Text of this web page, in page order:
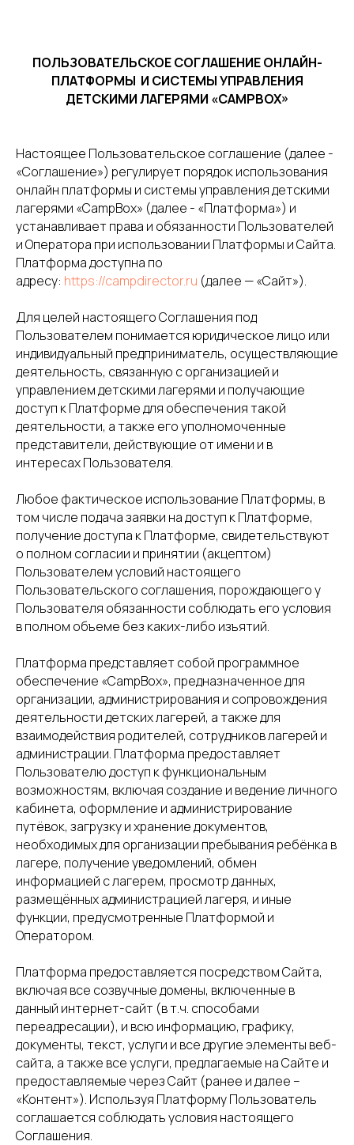
ПОЛЬЗОВАТЕЛЬСКОЕ СОГЛАШЕНИЕ ОНЛАЙН-
ПЛАТФОРМЫ И СИСТЕМЫ УПРАВЛЕНИЯ
ДЕТСКИМИ ЛАГЕРЯМИ «CAMPBOX»
Настоящее Пользовательское соглашение (далее -
«Соглашение») регулирует порядок использования
онлайн платформы и системы управления детскими
лагерями «CampBox» (далее - «Платформа») и
устанавливает права и обязанности Пользователей
и Оператора при использовании Платформы и Сайта.
Платформа доступна по
адресу: https://campdirector.ru (далее — «Сайт»).
Для целей настоящего Соглашения под
Пользователем понимается юридическое лицо или
индивидуальный предприниматель, осуществляющие
деятельность, связанную с организацией и
управлением детскими лагерями и получающие
доступ к Платформе для обеспечения такой
деятельности, а также его уполномоченные
представители, действующие от имени и в
интересах Пользователя.
Любое фактическое использование Платформы, в
том числе подача заявки на доступ к Платформе,
получение доступа к Платформе, свидетельствуют
о полном согласии и принятии (акцептом)
Пользователем условий настоящего
Пользовательского соглашения, порождающего у
Пользователя обязанности соблюдать его условия
в полном объеме без каких-либо изъятий.
Платформа представляет собой программное
обеспечение «CampBox», предназначенное для
организации, администрирования и сопровождения
деятельности детских лагерей, а также для
взаимодействия родителей, сотрудников лагерей и
администрации. Платформа предоставляет
Пользователю доступ к функциональным
возможностям, включая создание и ведение личного
кабинета, оформление и администрирование
путёвок, загрузку и хранение документов,
необходимых для организации пребывания ребёнка в
лагере, получение уведомлений, обмен
информацией с лагерем, просмотр данных,
размещённых администрацией лагеря, и иные
функции, предусмотренные Платформой и
Оператором.
Платформа предоставляется посредством Сайта,
включая все созвучные домены, включенные в
данный интернет-сайт (в т.ч. способами
переадресации), и всю информацию, графику,
документы, текст, услуги и все другие элементы веб-
сайта, а также все услуги, предлагаемые на Сайте и
предоставляемые через Сайт (ранее и далее –
«Контент»). Используя Платформу Пользователь
соглашается соблюдать условия настоящего
Соглашения.